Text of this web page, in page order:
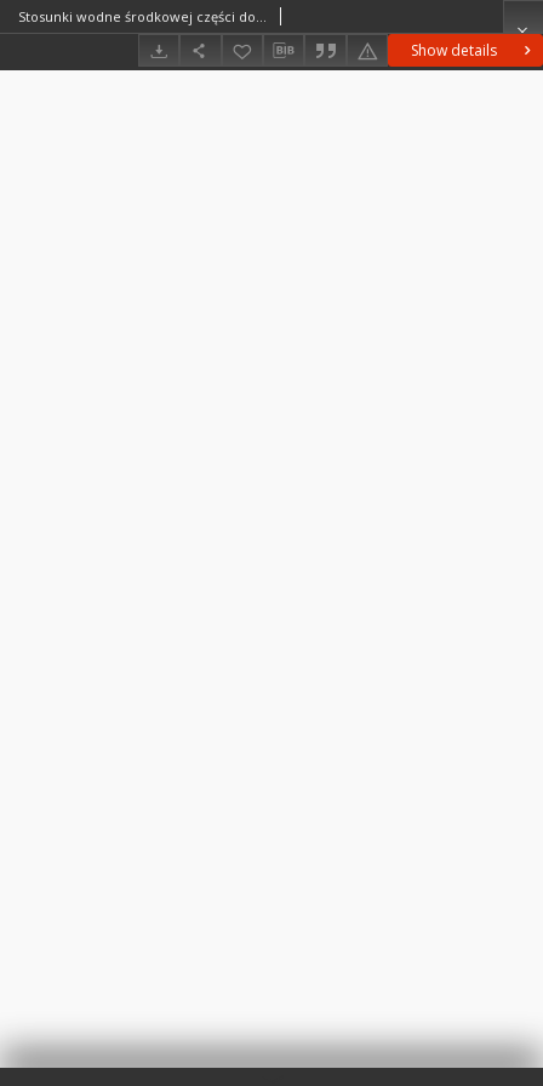
Show details
Stosunki wodne środkowej części dorzecza Opatówki